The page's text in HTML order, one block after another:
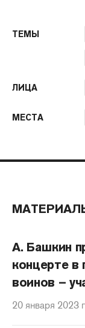
ТЕМЫ
ЛИЦА
МЕСТА
А. Башкин
концерте в
воинов –
20 января 2023